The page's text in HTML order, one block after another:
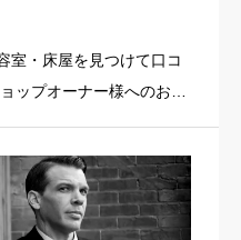
室・床屋を見つけて口コ
ップオーナー様へのお知
PR文章・ホームページリ